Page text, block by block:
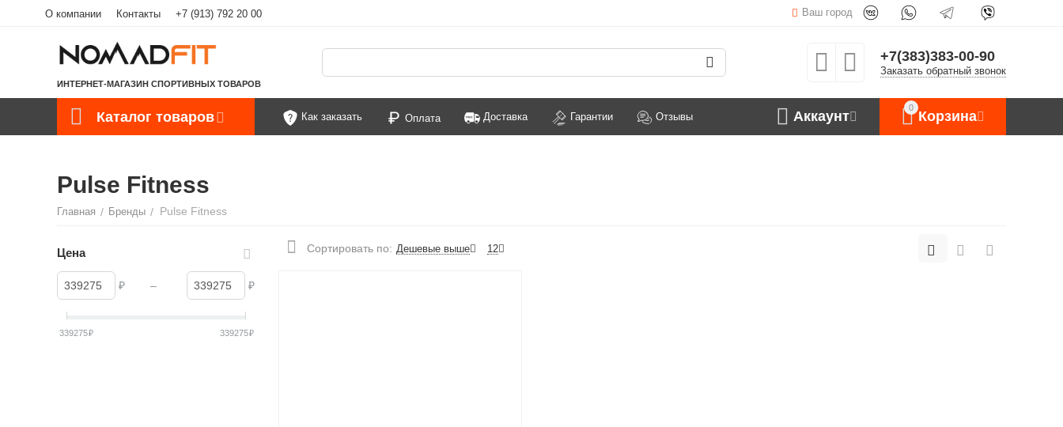
О компании Контакты +7 (913) 792 20 00 Ваш город
ИНТЕРНЕТ-МАГАЗИН СПОРТИВНЫХ ТОВАРОВ
+7(383)383-00-90
Заказать обратный звонок
Каталог товаров Как заказать Оплата Доставка Гарантии Отзывы
0
Корзина
Аккаунт
Pulse Fitness
Главная / Бренды / Pulse Fitness
Сортировать по: Дешевые выше 12
Цена
₽ – ₽
339275₽ 339275₽